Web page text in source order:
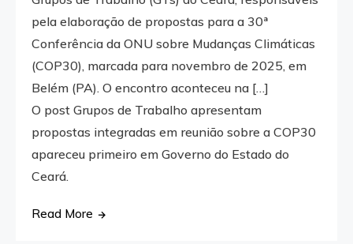
pela elaboração de propostas para a 30ª
Conferência da ONU sobre Mudanças Climáticas
(COP30), marcada para novembro de 2025, em
Belém (PA). O encontro aconteceu na […]
O post Grupos de Trabalho apresentam
propostas integradas em reunião sobre a COP30
apareceu primeiro em Governo do Estado do
Ceará.
Read More